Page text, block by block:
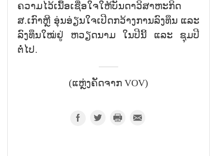
ຄວາມໄວ້ເນື້ອເຊື່ອໃຈໃຫ້ບັນດາວິສາຫະກິດ
ສ.ເກົາຫຼີ ອຸ່ນອ່ຽນໃຈເປີດກວ້າງການລົງທຶນ ແລະ
ລົງທຶນໃໝ່ຢູ່ ຫວຽດນາມ ໃນປີນີ້ ແລະ ຊຸມປີ
ຕໍ່ໄປ.
(ແຫຼ່ງຄັດຈາກ VOV)